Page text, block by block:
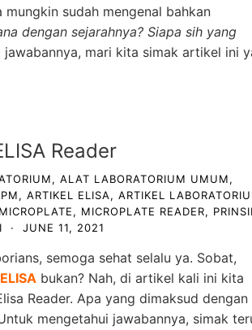
sudah mengenal bahkan
dengan sejarahnya? Siapa sih yang
jawabannya, mari kita simak artikel ini
Reader
, ALAT LABORATORIUM UMUM,
, ARTIKEL ELISA, ARTIKEL
MICROPLATE, MICROPLATE READER,
· JUNE 11, 2021
semoga sehat selalu ya. Sobat,
bukan? Nah, di artikel kali ini kita
Reader. Apa yang dimaksud dengan
mengetahui jawabannya, simak